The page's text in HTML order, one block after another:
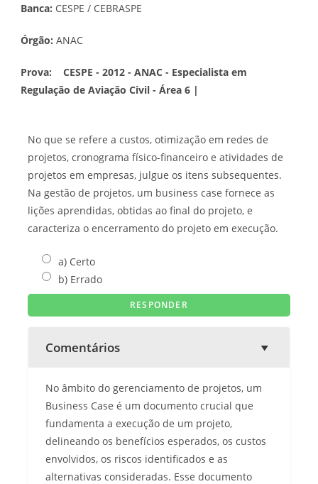
Banca: CESPE / CEBRASPE
Órgão: ANAC
Prova:
CESPE - 2012 - ANAC - Especialista em
Regulação de Aviação Civil - Área 6 |
No que se refere a custos, otimização em redes de
projetos, cronograma físico-financeiro e atividades de
projetos em empresas, julgue os itens subsequentes.
Na gestão de projetos, um business case fornece as
lições aprendidas, obtidas ao final do projeto, e
caracteriza o encerramento do projeto em execução.
a) Certo
b) Errado
Comentários
No âmbito do gerenciamento de projetos, um
Business Case é um documento crucial que
fundamenta a execução de um projeto,
delineando os benefícios esperados, os custos
envolvidos, os riscos identificados e as
alternativas consideradas. Esse documento